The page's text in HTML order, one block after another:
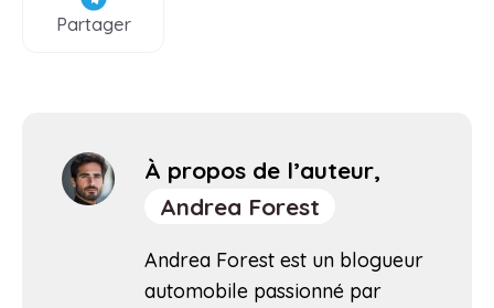
Partager
À propos de l’auteur,
Andrea Forest
Andrea Forest est un blogueur
automobile passionné par